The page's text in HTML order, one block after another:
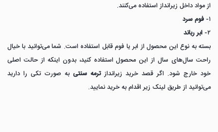
از مواد داخل زیرانداز استفاده می‌کنند.
۱- فوم سرد
۲- ابر رباند
بسته به نوع این محصول از ابر یا فوم قابل استفاده است. شما می‌توانید با خیال
راحت سال‌های سال از این محصول استفاده کنید، بدون اینکه از حالت اصلی
خود خارج شود. اگر قصد خرید زیرانداز ترمه سنتی به صورت تکی را دارید
می‌توانید از طریق لینک زیر اقدام به خرید نمایید.